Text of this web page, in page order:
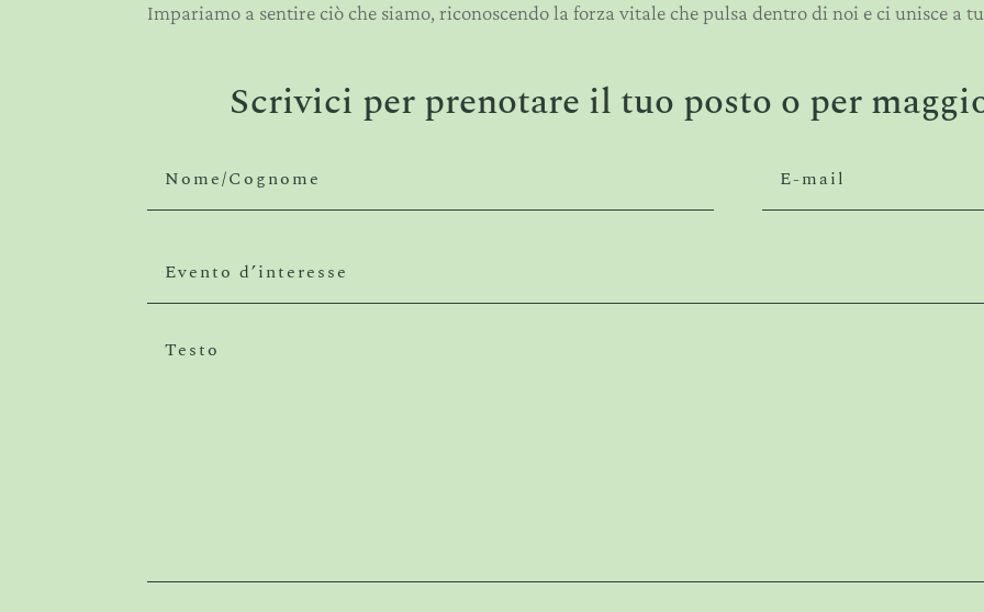
Impariamo a sentire ciò che siamo, riconoscendo la forza vitale che pulsa dentro di noi e ci unisce a
Scrivici per prenotare il tuo posto o per